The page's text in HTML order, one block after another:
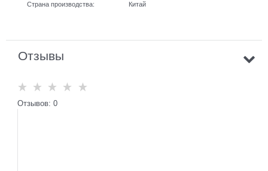
Страна производства: Китай
Отзывы
Отзывов: 0